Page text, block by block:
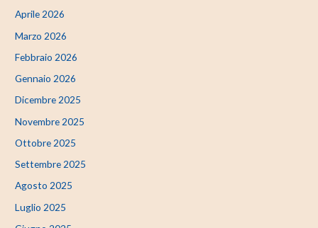
Aprile 2026
Marzo 2026
Febbraio 2026
Gennaio 2026
Dicembre 2025
Novembre 2025
Ottobre 2025
Settembre 2025
Agosto 2025
Luglio 2025